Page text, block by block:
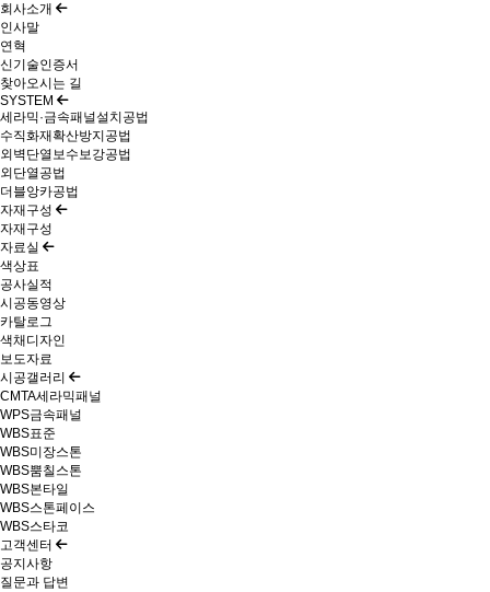
회사소개
인사말
연혁
신기술인증서
찾아오시는 길
SYSTEM
세라믹·금속패널설치공법
수직화재확산방지공법
외벽단열보수보강공법
외단열공법
더블앙카공법
자재구성
자재구성
자료실
색상표
공사실적
시공동영상
카탈로그
색채디자인
보도자료
시공갤러리
CMTA세라믹패널
WPS금속패널
WBS표준
WBS미장스톤
WBS뿜칠스톤
WBS본타일
WBS스톤페이스
WBS스타코
고객센터
공지사항
질문과 답변